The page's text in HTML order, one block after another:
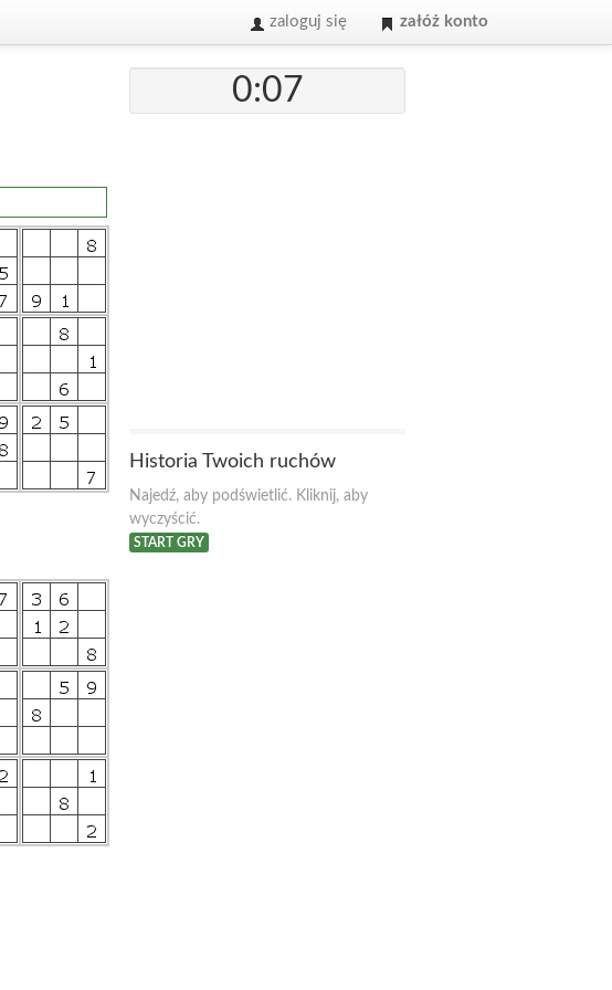
zaloguj się załóż konto
0:07
Historia Twoich ruchów
Najedź, aby podświetlić. Kliknij, aby
wyczyścić.
START GRY